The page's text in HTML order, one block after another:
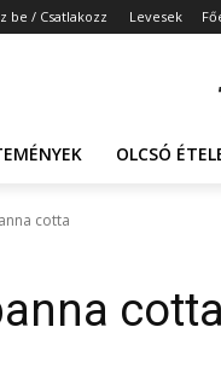
be / Csatlakozz Levesek
OLCSÓ
cotta
cotta